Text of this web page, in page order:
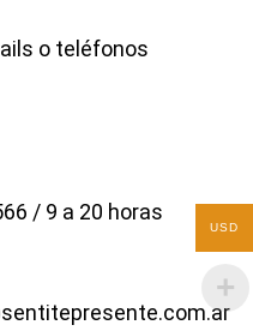
o teléfonos
/ 9 a 20 horas
USD